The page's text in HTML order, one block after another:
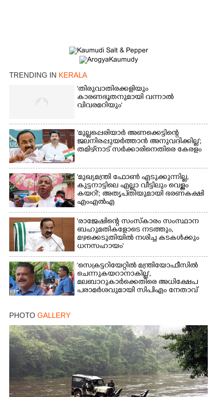
TRENDING IN KERALA
'തിരുവാതിരക്കളിയും
കാരണഭൂതനുമായി വന്നാൽ
വിവരമറിയും '
'മുല്ലപ്പെരിയാർ അണക്കെട്ടിന്റെ
ജലനിരപ്പുയർത്താൻ അനുവദിക്കില്ല';
തമിഴ്‌നാട് സർക്കാരിനെതിരെ കേരളം
'മുഖ്യമന്ത്രി ഫോൺ എടുക്കുന്നില്ല,
കുട്ടനാട്ടിലെ എല്ലാ വീട്ടിലും വെള്ളം
കയറി'; അതൃപ്‌തിയുമായി ഭരണകക്ഷി
എംഎൽഎ
'രാജേഷിന്റെ സംസ്കാരം സംസ്ഥാന
ബഹുമതികളോടെ നടത്തും,
മഴക്കെടുതിയിൽ നശിച്ച കടകൾക്കും
ധനസഹായം'
'സെക്രട്ടറിയേറ്റിൽ മന്ത്രിയോഫീസിൽ
ചെന്നുകയറാനാകില്ല',
മലബാറുകാർക്കെതിരെ അധിക്ഷേപ
പരാമർശവുമായി സിപിഎം നേതാവ്‌
PHOTO GALLERY